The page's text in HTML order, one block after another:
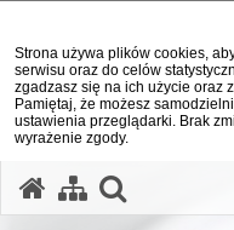
Strona używa plików cookies,
serwisu oraz do celów
zgadzasz się na ich użycie oraz
Pamiętaj, że możesz
ustawienia przeglądarki. Brak
wyrażenie zgody.